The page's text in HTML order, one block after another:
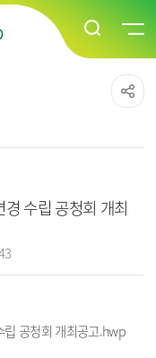
수립 공청회 개최
립 공청회 개최공고.hwp